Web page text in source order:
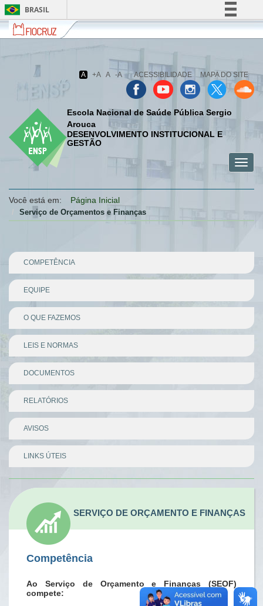
BRASIL
Simplifique!
Participe
Acesso à informação
Legislação
Canais
Fiocruz
Fale
com
A +A A -A ACESSIBILIDADE MAPA DO SITE
Escola Nacional de Saúde Pública Sergio
Arouca
DESENVOLVIMENTO INSTITUCIONAL E
GESTÃO
menu
menu
menu
Você está em:
Página Inicial
Serviço de Orçamentos e Finanças
COMPETÊNCIA
EQUIPE
O QUE FAZEMOS
LEIS E NORMAS
DOCUMENTOS
RELATÓRIOS
AVISOS
LINKS ÚTEIS
Divisor
SERVIÇO DE ORÇAMENTO E FINANÇAS
Competência
Ao Serviço de Orçamento e Finanças (SEOF)
compete: